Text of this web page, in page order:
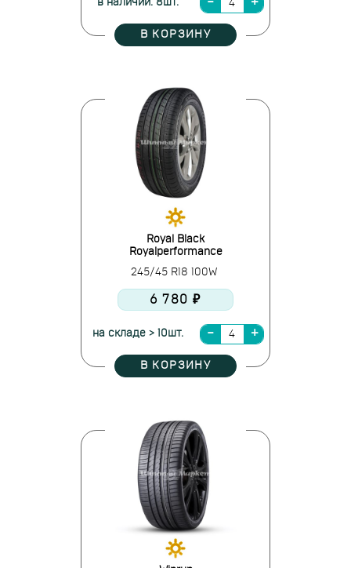
в наличии: 8шт.
В КОРЗИНУ
Royal Black
Royalperformance
245/45 R18 100W
6 780 ₽
на складе > 10шт.
В КОРЗИНУ